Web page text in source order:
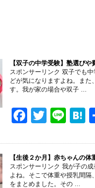
【双子の中学受験】塾選び
スポンサーリンク 双子でも
どが気になりますよね。ま
す。我が家の場合や双子 ...
F
c
e
b
T
tt
er
Li
e
e
n
a
【生後２か月】赤ちゃんの
スポンサーリンク 我が子の
よね。そこで体重や授乳間隔
をまとめました。その ...